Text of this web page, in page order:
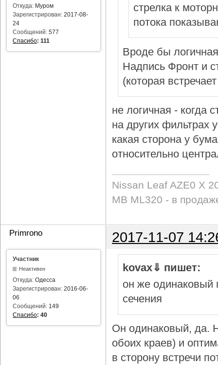
Откуда: Муром
Зарегистрирован: 2017-08-
24
Сообщений: 577
Спасибо: 111
стрелка к
потока
Вроде бы
Надпись Фронт и
(которая
не логичная - когда
на других фильтрах
какая сторона у
относительно
Nissan Leaf AZE0 X
MB ML320 - в
Primrono 2017-11-07
Участник
Неактивен
Откуда: Одесса
Зарегистрирован: 2016-06-
06
Сообщений: 149
Спасибо: 40
kovax⇓ пишет:
он же одинаковый
сечения
Он одинаковый, да.
обоих краев) и
в сторону встречи